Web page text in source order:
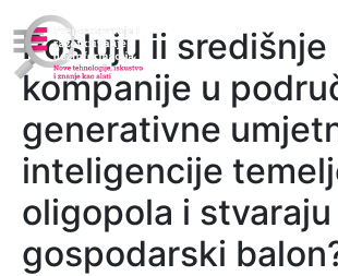
Posluju li središnje
kompanije u
generativne
inteligencije
oligopola i stvaraju
gospodarski